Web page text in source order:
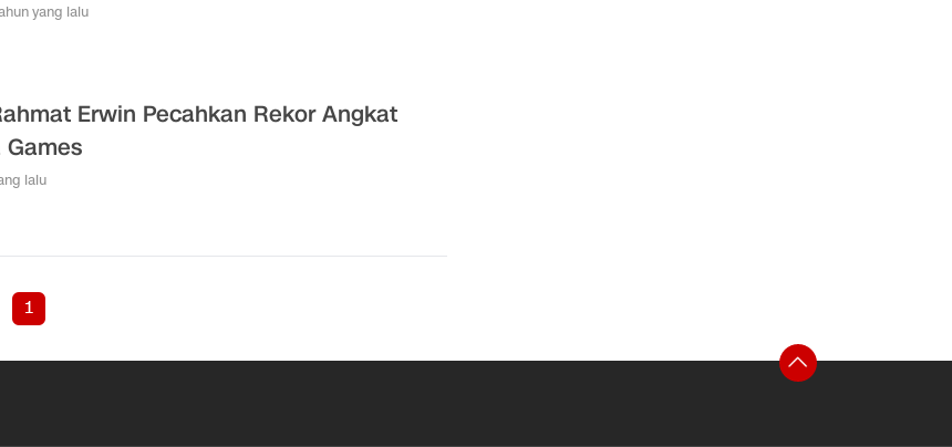
yang lalu
Erwin Pecahkan Rekor Angkat
Games
lalu
1